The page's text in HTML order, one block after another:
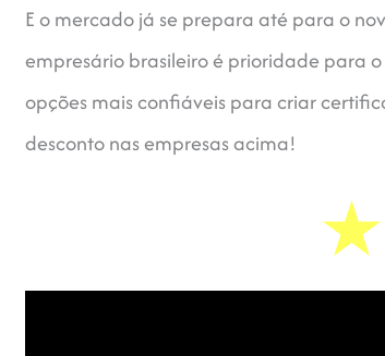
E o mercado já se prepara até para o
empresário brasileiro é prioridade para
opções mais confiáveis para criar
desconto nas empresas acima!